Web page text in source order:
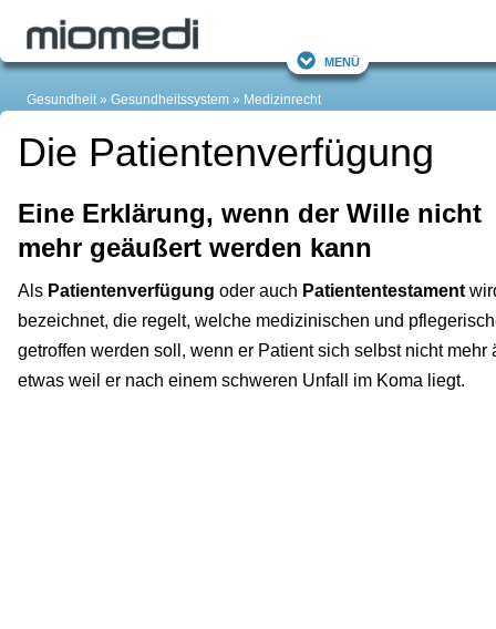
Menü
Gesundheit Gesundheitssystem Medizinrecht
Die Patientenverfügung
Eine Erklärung, wenn der Wille nicht
mehr geäußert werden kann
Als Patientenverfügung oder auch Patiententestament
bezeichnet, die regelt, welche medizinischen und
getroffen werden soll, wenn er Patient sich selbst nicht mehr
etwas weil er nach einem schweren Unfall im Koma liegt.